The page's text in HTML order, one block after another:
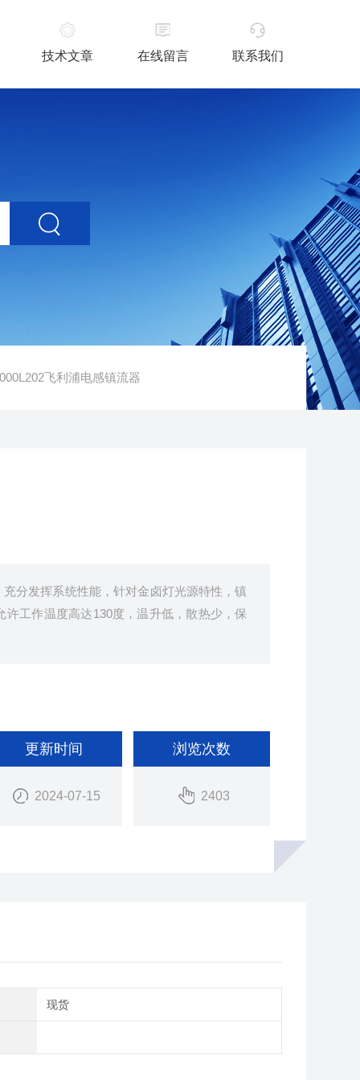
技术文章 在线留言 联系我们
飞利浦电感镇流器
分发挥系统性能，针对金卤灯光源特性，镇
工作温度高达130度，温升低，散热少，保
更新时间
2024-07-15
浏览次数
2403
现货